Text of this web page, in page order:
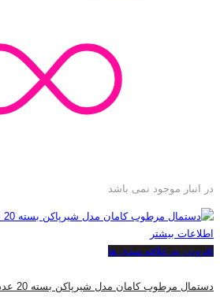
در انبار موجود نمی باشد
اطلاعات بیشتر
افزودن به علاقه مندی ها
دستمال مرطوب کامان مدل شیرپاکن بسته 20 عددی